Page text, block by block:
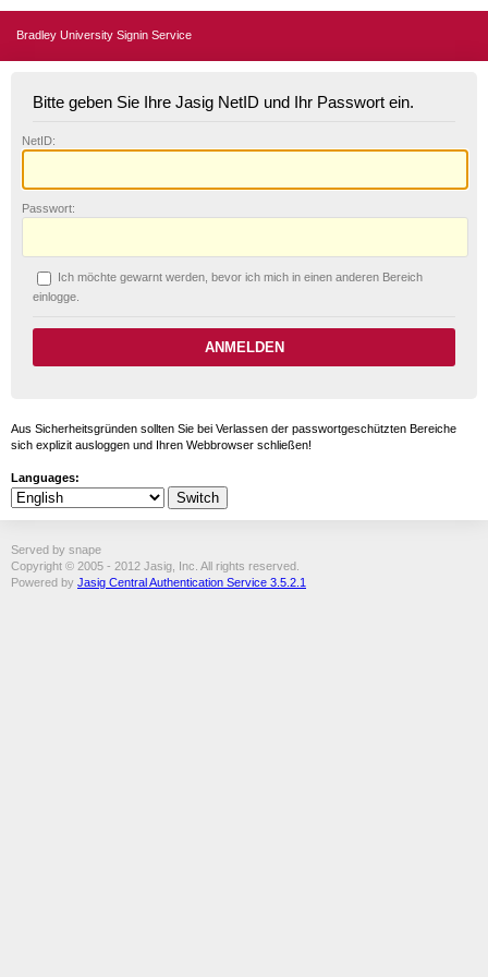
Bradley University Signin Service
Bitte geben Sie Ihre Jasig NetID und Ihr Passwort ein.
NetID:
Passwort:
Ich möchte gewarnt werden, bevor ich mich in einen anderen Bereich
einlogge.
Aus Sicherheitsgründen sollten Sie bei Verlassen der passwortgeschützten Bereiche
sich explizit ausloggen und Ihren Webbrowser schließen!
Languages:
Served by snape
Copyright © 2005 - 2012 Jasig, Inc. All rights reserved.
Powered by Jasig Central Authentication Service 3.5.2.1